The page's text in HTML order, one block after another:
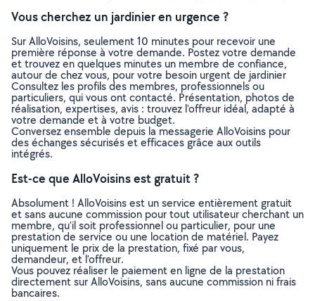
Vous cherchez un jardinier en urgence ?
Sur AlloVoisins, seulement 10 minutes pour recevoir une
première réponse à votre demande. Postez votre demande
et trouvez en quelques minutes un membre de confiance,
autour de chez vous, pour votre besoin urgent de jardinier
Consultez les profils des membres, professionnels ou
particuliers, qui vous ont contacté. Présentation, photos de
réalisation, expertises, avis : trouvez l'offreur idéal, adapté à
votre demande et à votre budget.
Conversez ensemble depuis la messagerie AlloVoisins pour
des échanges sécurisés et efficaces grâce aux outils
intégrés.
Est-ce que AlloVoisins est gratuit ?
Absolument ! AlloVoisins est un service entièrement gratuit
et sans aucune commission pour tout utilisateur cherchant un
membre, qu’il soit professionnel ou particulier, pour une
prestation de service ou une location de matériel. Payez
uniquement le prix de la prestation, fixé par vous,
demandeur, et l’offreur.
Vous pouvez réaliser le paiement en ligne de la prestation
directement sur AlloVoisins, sans aucune commission ni frais
bancaires.